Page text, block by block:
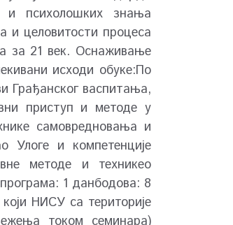
и психолошких знања
целовитости процеса
за 21 век. Оснаживање
исходи обуке:По
Грађанског васпитања,
приступ и методе у
самовредновања и
и компетенције
методе и техникеo
1 данбодова: 8
НИСУ са територије